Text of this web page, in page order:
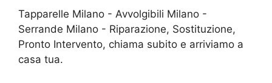
Tapparelle Milano - Avvolgibili Milano -
Serrande Milano - Riparazione, Sostituzione,
Pronto Intervento, chiama subito e arriviamo a
casa tua.